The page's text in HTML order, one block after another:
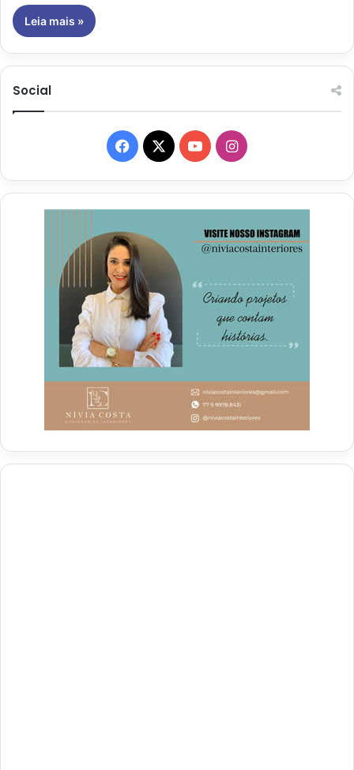
Leia mais »
Social
Facebook
X YouTubeInstagram